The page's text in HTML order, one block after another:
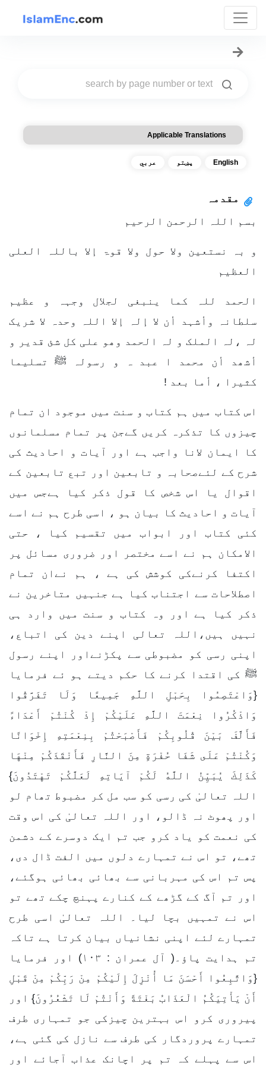
Applicable Translations
English پښتو عربي
مقدمہ
بسم اللہ الرحمن الرحیم
و بہ نستعین ولا حول ولا قوۃ إلا باللہ العلی
العظیم
الحمد للہ کما ینبغی لجلال وجہہ و عظیم
سلطانہ وأشہد أن لا إلہ إلا اللہ وحدہ لا شریک
لہ ،لہ الملک و لہ الحمد وھو علی کل شئ قدیر و
أشھد أن محمد ا عبد ہ و رسولہ ﷺ تسلیما
کثیرا ، أما بعد !
اس کتاب میں ہم کتاب و سنت میں موجود ان تمام
چیزوں کا تذکرہ کریں گےجن پر تمام مسلمانوں
کا ایمان لانا واجب ہے اور آیات و احادیث کی
شرح کے لئےصحابہ و تابعین اور تبع تابعین کے
اقوال یا اس شخص کا قول ذکر کیا ہےجس میں
آیات و احادیث کا بیان ہو ، اسی طرح ہم نے اسے
کئی کتاب اور ابواب میں تقسیم کیا ، حتی
الامکان ہم نے اسے مختصر اور ضروری مسائل پر
اکتفا کرنےکی کوشش کی ہے ، ہم نےان تمام
اصطلاحات سے اجتناب کیا ہے جنہیں متاخرین نے
ذکر کیا ہے اور وہ کتاب و سنت میں وارد ہی
نہیں ہیں،اللہ تعالی اپنے دین کی اتباع،
اپنی رسی کو مضبوطی سے پکڑنےاور اپنے رسول
ﷺ کی اقتدا کرنے کا حکم دیتے ہو ئے فرمایا
{وَاعْتَصِمُوا بِحَبْلِ اللَّهِ جَمِيعًا وَلَا تَفَرَّقُوا
وَاذْكُرُوا نِعْمَتَ اللَّهِ عَلَيْكُمْ إِذْ كُنْتُمْ أَعْدَاءً
فَأَلَّفَ بَيْنَ قُلُوبِكُمْ فَأَصْبَحْتُمْ بِنِعْمَتِهِ إِخْوَانًا
وَكُنْتُمْ عَلَى شَفَا حُفْرَةٍ مِنَ النَّارِ فَأَنْقَذَكُمْ مِنْهَا
كَذَلِكَ يُبَيِّنُ اللَّهُ لَكُمْ آيَاتِهِ لَعَلَّكُمْ تَهْتَدُونَ}
اللہ تعالیٰ کی رسی کو سب مل کر مضبوط تھام لو
اور پھوٹ نہ ڈالو، اور اللہ تعالیٰ کی اس وقت
کی نعمت کو یاد کرو جب تم ایک دوسرے کے دشمن
تھے، تو اس نے تمہارے دلوں میں الفت ڈال دی،
پس تم اس کی مہربانی سے بھائی بھائی ہوگئے،
اور تم آگ کے گڑھے کے کنارے پہنچ چکے تھے تو
اس نے تمہیں بچا لیا۔ اللہ تعالیٰ اسی طرح
تمہارے لئے اپنی نشانیاں بیان کرتا ہے تاکہ
تم ہدایت پاؤ۔( آل عمران : ۱۰۳) اور فرمایا
{وَاتَّبِعُوا أَحْسَنَ مَا أُنْزِلَ إِلَيْكُمْ مِنْ رَبِّكُمْ مِنْ قَبْلِ
أَنْ يَأْتِيَكُمُ الْعَذَابُ بَغْتَةً وَأَنْتُمْ لَا تَشْعُرُونَ} اور
پیروری کرو اس بہترین چیزکی جو تمہاری طرف
تمہارے پروردگار کی طرف سے نازل کی گئی ہے،
اس سے پہلے کہ تم پر اچانک عذاب آجائے اور